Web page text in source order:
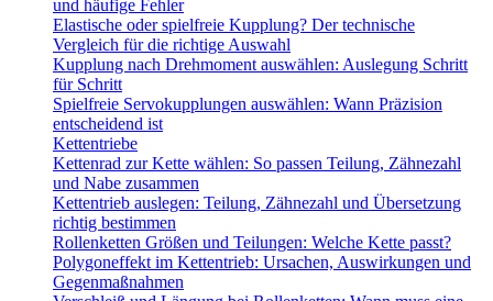
und häufige Fehler
Elastische oder spielfreie Kupplung? Der technische
Vergleich für die richtige Auswahl
Kupplung nach Drehmoment auswählen: Auslegung Schritt
für Schritt
Spielfreie Servokupplungen auswählen: Wann Präzision
entscheidend ist
Kettentriebe
Kettenrad zur Kette wählen: So passen Teilung, Zähnezahl
und Nabe zusammen
Kettentrieb auslegen: Teilung, Zähnezahl und Übersetzung
richtig bestimmen
Rollenketten Größen und Teilungen: Welche Kette passt?
Polygoneffekt im Kettentrieb: Ursachen, Auswirkungen und
Gegenmaßnahmen